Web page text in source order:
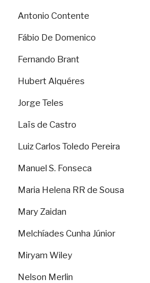
Antonio Contente
Fábio De Domenico
Fernando Brant
Hubert Alquéres
Jorge Teles
Laïs de Castro
Luiz Carlos Toledo Pereira
Manuel S. Fonseca
Maria Helena RR de Sousa
Mary Zaidan
Melchíades Cunha Júnior
Miryam Wiley
Nelson Merlin